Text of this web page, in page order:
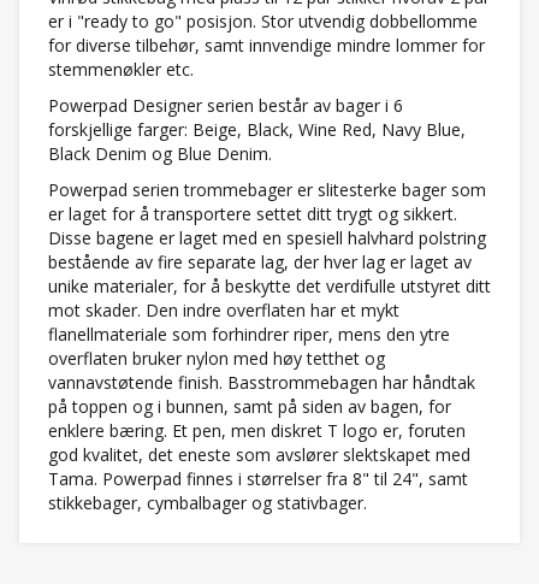
er i "ready to go" posisjon. Stor utvendig dobbellomme
for diverse tilbehør, samt innvendige mindre lommer for
stemmenøkler etc.
Powerpad Designer serien består av bager i 6
forskjellige farger: Beige, Black, Wine Red, Navy Blue,
Black Denim og Blue Denim.
Powerpad serien trommebager er slitesterke bager som
er laget for å transportere settet ditt trygt og sikkert.
Disse bagene er laget med en spesiell halvhard polstring
bestående av fire separate lag, der hver lag er laget av
unike materialer, for å beskytte det verdifulle utstyret ditt
mot skader. Den indre overflaten har et mykt
flanellmateriale som forhindrer riper, mens den ytre
overflaten bruker nylon med høy tetthet og
vannavstøtende finish. Basstrommebagen har håndtak
på toppen og i bunnen, samt på siden av bagen, for
enklere bæring. Et pen, men diskret T logo er, foruten
god kvalitet, det eneste som avslører slektskapet med
Tama. Powerpad finnes i størrelser fra 8" til 24", samt
stikkebager, cymbalbager og stativbager.